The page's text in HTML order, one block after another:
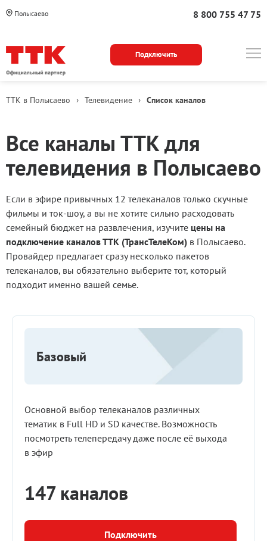
Полысаево 8 800 755 47 75
Подключить
ТТК в Полысаево › Телевидение › Список каналов
Все каналы ТТК для
телевидения в Полысаево
Если в эфире привычных 12 телеканалов только скучные
фильмы и ток-шоу, а вы не хотите сильно расходовать
семейный бюджет на развлечения, изучите цены на
подключение каналов ТТК (ТрансТелеКом) в Полысаево.
Провайдер предлагает сразу несколько пакетов
телеканалов, вы обязательно выберите тот, который
подходит именно вашей семье.
Базовый
Основной выбор телеканалов различных
тематик в Full HD и SD качестве. Возможность
посмотреть телепередачу даже после её выхода
в эфир
147 каналов
Подключить